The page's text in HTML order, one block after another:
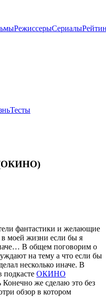
РежиссерыСериалы
Тесты
(ОКИНО)
фантастики и желающие
моей жизни если бы я
В общем поговорим о
на тему а что если бы
несколько иначе. В
ОКИНО
же сделаю это без
обзор в котором